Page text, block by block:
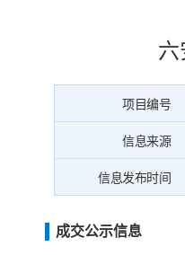
六
项目编号
信息来源
信息发布时间
成交公示信息